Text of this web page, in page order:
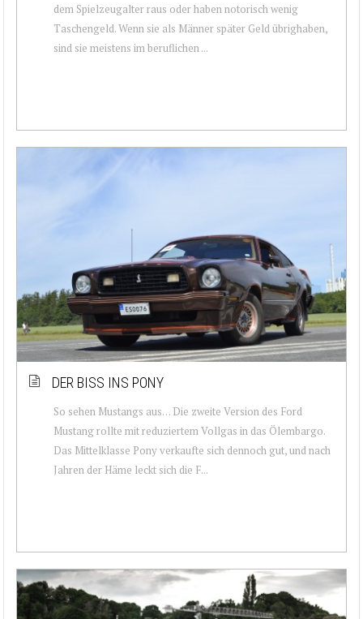
dem Spielzeugalter raus oder haben notorisch wenig
Taschengeld. Wenn sie als Männer später Geld übrighaben,
sind sie meistens im beruflichen ...
DER BISS INS PONY
So sehen Mustangs aus… Die zweite Version des Ford
Mustang rollte mit reduziertem Vollgas in das Ölembargo.
Das Mittelklasse Pony verkaufte sich dennoch gut, und nach
Jahren der Häme leckt sich die F...